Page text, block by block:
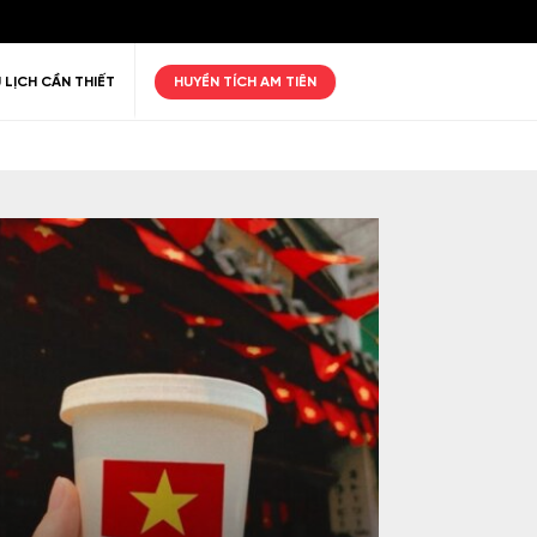
CẦN THIẾT HUYỀN TÍCH AM TIÊN
giãn Thiên nhiên Golf